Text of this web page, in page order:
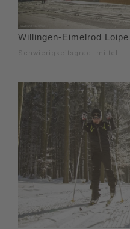
Willingen-Eimelrod
Schwierigkeitsgrad: mittel